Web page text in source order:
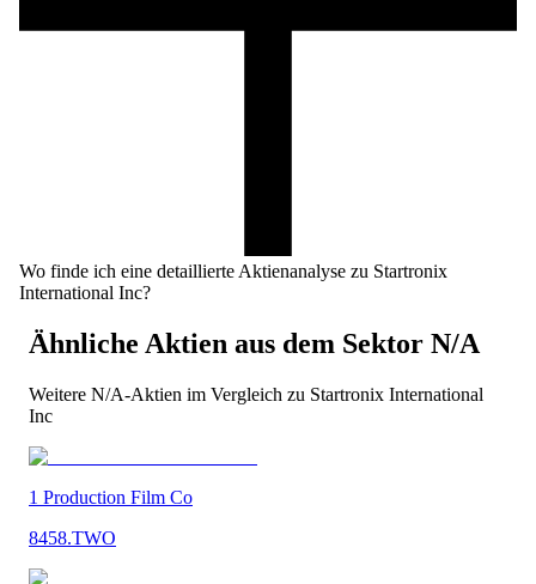
Wo finde ich eine detaillierte Aktienanalyse zu Startronix
International Inc?
Ähnliche Aktien aus dem Sektor N/A
Weitere N/A-Aktien im Vergleich zu Startronix International
Inc
1 Production Film Co
8458.TWO